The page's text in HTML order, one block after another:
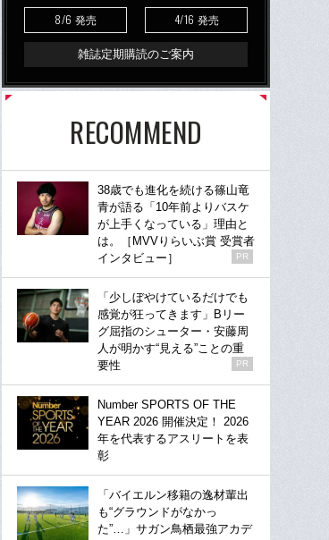
8/6 発売 4/16 発売
雑誌定期購読のご案内
RECOMMEND
38歳でも進化を続ける篠山竜
青が語る「10年前よりバスケ
が上手くなっている」理由と
は。［MVVりらいぶ賞 受賞者
インタビュー］
PR
「少しぼやけているだけでも
感覚が狂ってきます」Bリー
グ屈指のシューター・安藤周
人が明かす“見える”ことの重
要性
PR
Number SPORTS OF THE
YEAR 2026 開催決定！ 2026
年を代表するアスリートを表
彰
「バイエルン移籍の逸材輩出
も“グラウンドがなかっ
た”…」サガン鳥栖最強アカデ